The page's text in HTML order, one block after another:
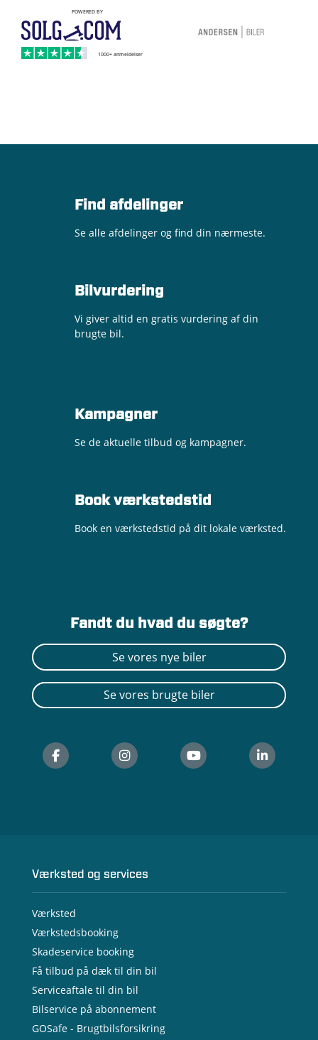
Find afdelinger
Se alle afdelinger og find din nærmeste.
Bilvurdering
Vi giver altid en gratis vurdering af din
brugte bil.
Kampagner
Se de aktuelle tilbud og kampagner.
Book værkstedstid
Book en værkstedstid på dit lokale værksted.
Fandt du hvad du søgte?
Se vores nye biler
Se vores brugte biler
Værksted og services
Værksted
Værkstedsbooking
Skadeservice booking
Få tilbud på dæk til din bil
Serviceaftale til din bil
Bilservice på abonnement
GOSafe - Brugtbilsforsikring